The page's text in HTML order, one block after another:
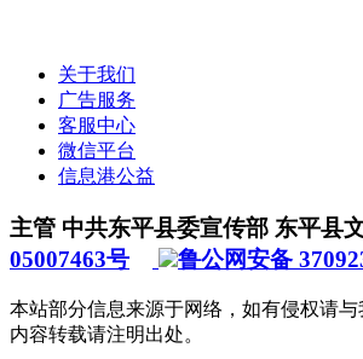
关于我们
广告服务
客服中心
微信平台
信息港公益
主管 中共东平县委宣传部 东平县
05007463号
鲁公网安备
本站部分信息来源于网络，如有侵权请与
内容转载请注明出处。